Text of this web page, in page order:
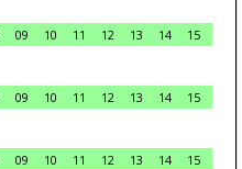
09 10 11 12 13 14
15
09 10 11 12 13 14
15
09 10 11 12 13 14
15